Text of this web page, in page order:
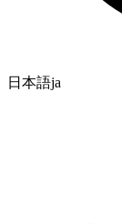
日本語ja